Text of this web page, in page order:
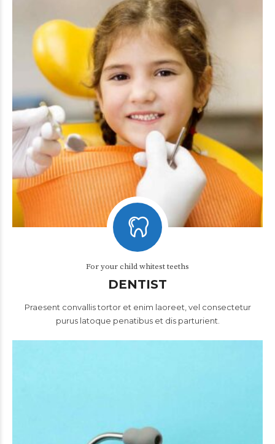
For your child whitest teeths
DENTIST
Praesent convallis tortor et enim laoreet, vel consectetur
purus latoque penatibus et dis parturient.